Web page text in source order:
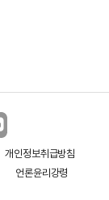
개인정보취급방침
언론윤리강령